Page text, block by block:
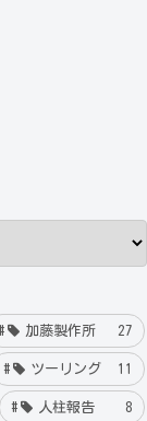
加藤製作所 27
ツーリング 11
人柱報告 8